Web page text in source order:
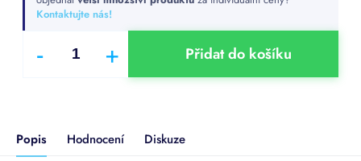
Kontaktujte nás!
Přidat do košíku
Popis Hodnocení Diskuze